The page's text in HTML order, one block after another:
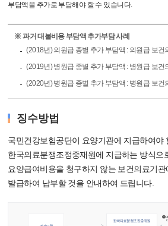
부담액을 추가로 부담해야 할 수 있습니다.
※ 과거 대불비용 부담액 추가부담 사례
(2018년) 의원급 종별 추가 부담액 : 의원급 보
(2019년) 병원급 종별 추가 부담액 : 병원급 보
(2020년) 병원급 종별 추가 부담액 : 병원급 보
징수방법
국민건강보험공단이 요양기관에 지급하여야
한국의료분쟁조정중재원에 지급하는 방식으
요양급여비용을 청구하지 않는 보건의료기
발급하여 납부할 것을 안내하여 드립니다.